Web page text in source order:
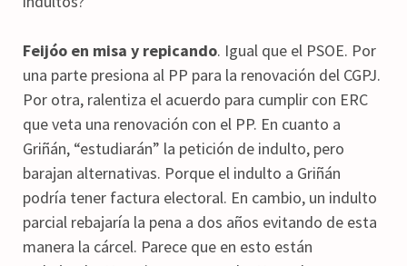
Feijóo en misa y repicando. Igual que el PSOE. Por
una parte presiona al PP para la renovación del CGPJ.
Por otra, ralentiza el acuerdo para cumplir con ERC
que veta una renovación con el PP. En cuanto a
Griñán, “estudiarán” la petición de indulto, pero
barajan alternativas. Porque el indulto a Griñán
podría tener factura electoral. En cambio, un indulto
parcial rebajaría la pena a dos años evitando de esta
manera la cárcel. Parece que en esto están